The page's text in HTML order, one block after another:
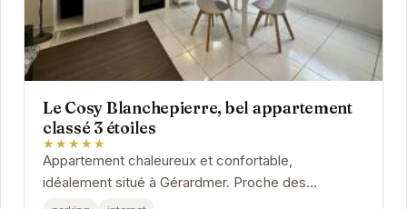
Le Cosy Blanchepierre, bel appartement
classé 3 étoiles
★★★★★
Appartement chaleureux et confortable,
idéalement situé à Gérardmer. Proche des
commerces et des activités, il offre un cadre